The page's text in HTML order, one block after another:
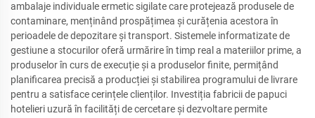
ambalaje individuale ermetic sigilate care protejează produsele de
contaminare, menținând prospățimea și curățenia acestora în
perioadele de depozitare și transport. Sistemele informatizate de
gestiune a stocurilor oferă urmărire în timp real a materiilor prime, a
produselor în curs de execuție și a produselor finite, permițând
planificarea precisă a producției și stabilirea programului de livrare
pentru a satisface cerințele clienților. Investiția fabricii de papuci
hotelieri uzură în facilități de cercetare și dezvoltare permite